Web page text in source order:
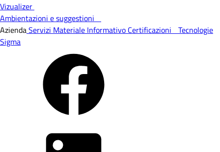
Vizualizer
Ambientazioni e suggestioni
AziendaServizi Materiale Informativo Certificazioni Tecnologie
Sigma